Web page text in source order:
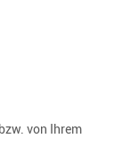
von Ihrem